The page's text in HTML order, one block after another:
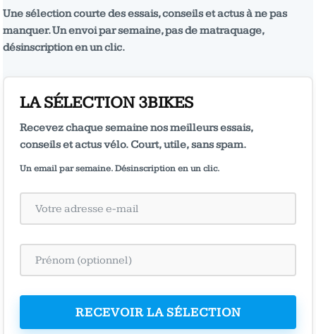
Une sélection courte des essais, conseils et actus à ne pas
manquer. Un envoi par semaine, pas de matraquage,
désinscription en un clic.
LA SÉLECTION 3BIKES
Recevez chaque semaine nos meilleurs essais,
conseils et actus vélo. Court, utile, sans spam.
Un email par semaine. Désinscription en un clic.
RECEVOIR LA SÉLECTION